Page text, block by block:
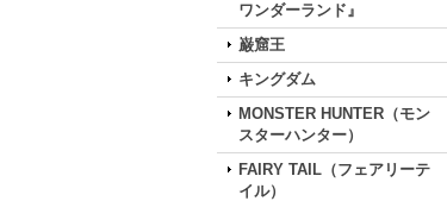
ワンダーランド』
巌窟王
キングダム
MONSTER HUNTER（モン
スターハンター）
FAIRY TAIL（フェアリーテ
イル）